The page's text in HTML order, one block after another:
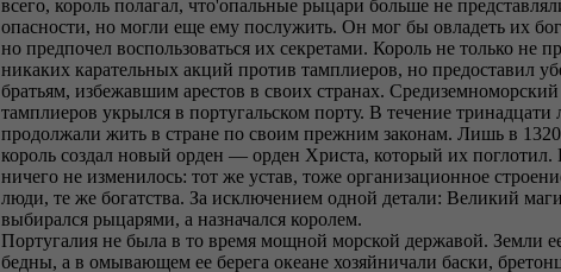
всего, король полагал, что'опальные рыцари больше не
опасности, но могли еще ему послужить. Он мог бы овладеть их
но предпочел воспользоваться их секретами. Король не только не
никаких карательных акций против тамплиеров, но предоставил
братьям, избежавшим арестов в своих странах.
тамплиеров укрылся в португальском порту. В течение тринадцати
продолжали жить в стране по своим прежним законам. Лишь в
король создал новый орден — орден Христа, который их поглотил.
ничего не изменилось: тот же устав, тоже организационное
люди, те же богатства. За исключением одной детали: Великий
выбирался рыцарями, а назначался королем.
Португалия не была в то время мощной морской державой. Земли
бедны, а в омывающем ее берега океане хозяйничали баски,